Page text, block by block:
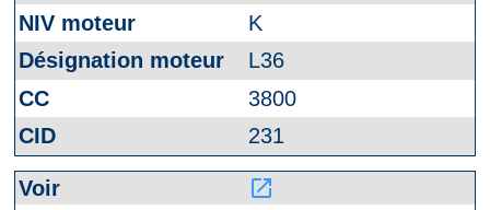
K
L36
3800
231
launch